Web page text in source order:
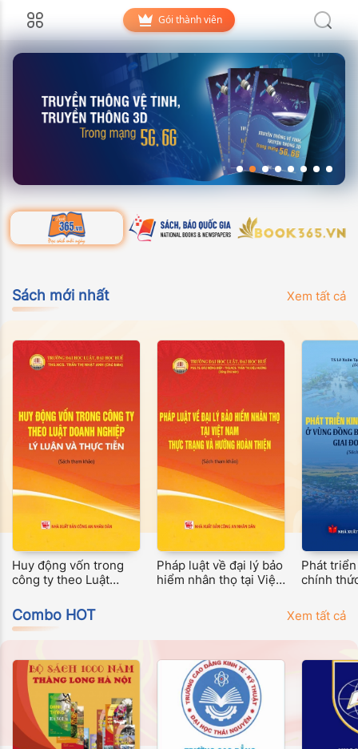
Gói thành viên
Sách mới nhất Xem tất cả
Huy động vốn trong
công ty theo Luật
và thực tiễn
Pháp luật về đại lý bảo
hiểm nhân thọ tại Việt
Phát
chính
Long
nay
Combo HOT Xem tất cả